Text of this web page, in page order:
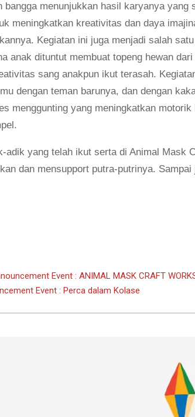
bangga menunjukkan hasil karyanya
meningkatkan kreativitas dan daya
Kegiatan ini juga menjadi salah
anak dituntut membuat topeng hewan
sang anakpun ikut terasah.
dengan teman barunya, dan dengan
menggunting yang meningkatkan
adik yang telah ikut serta di Animal Mask
dan mensupport putra-putrinya.
Event : ANIMAL MASK CRAFT
Event : Perca dalam Kolase